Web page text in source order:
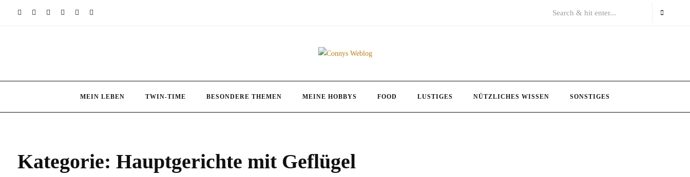
MEIN LEBEN TWIN-TIME BESONDERE THEMEN MEINE HOBBYS FOOD LUSTIGES NÜTZLICHES WISSEN SONSTIGES
Kategorie: Hauptgerichte mit Geflügel